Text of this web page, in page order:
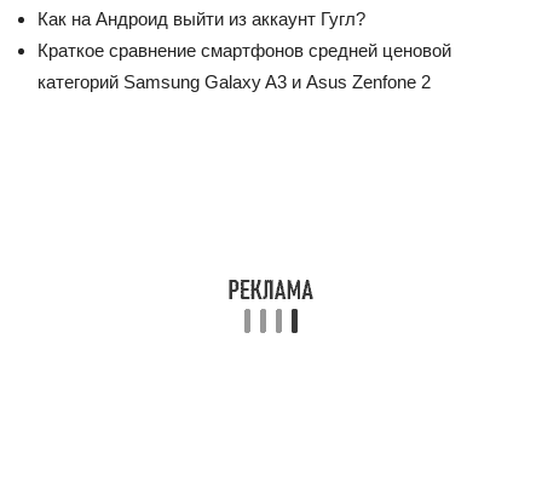
Как на Андроид выйти из аккаунт Гугл?
Краткое сравнение смартфонов средней ценовой
категорий Samsung Galaxy A3 и Asus Zenfone 2